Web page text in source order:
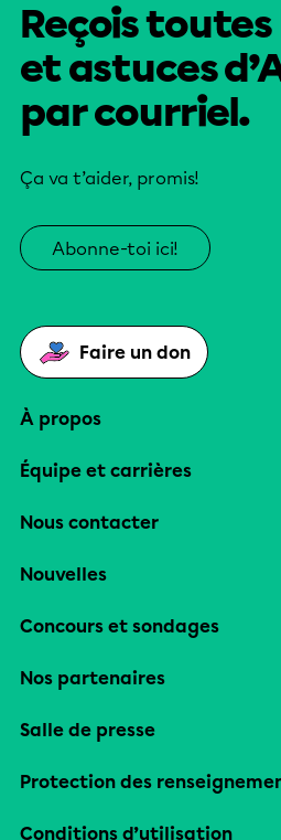
Reçois
et astuces
par courriel.
Ça va t’aider, promis!
Abonne-toi ici!
Faire un don
À propos
Équipe et carrières
Nous contacter
Nouvelles
Concours et sondages
Nos partenaires
Salle de presse
Protection des
Conditions d’utilisation